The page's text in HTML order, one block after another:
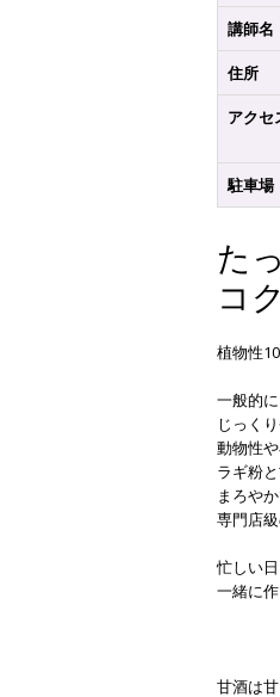
講師名
住所
アクセ
駐車場
た
コ
植物性
一般的
じっく
動物性
ラギ粉
まろや
専門店
忙しい
一緒に
甘酒は